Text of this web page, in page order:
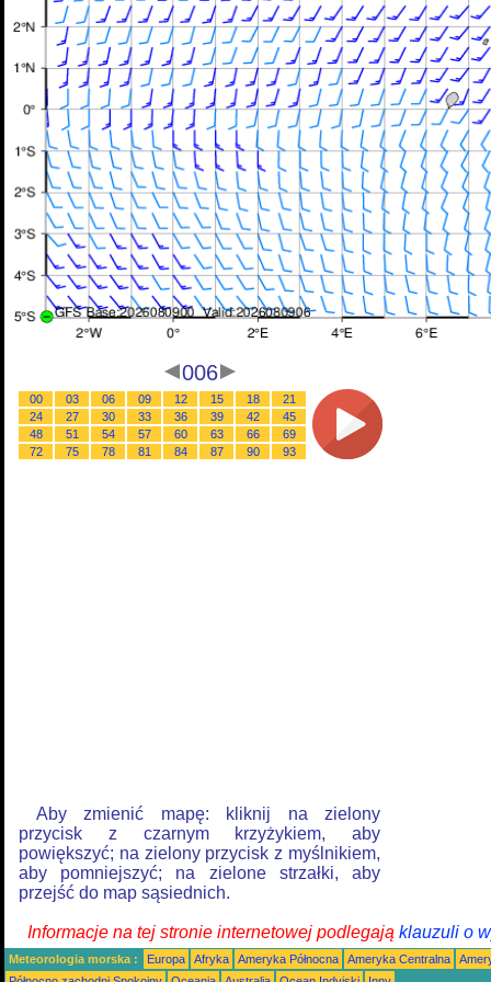
006
00 03 06 09 12 15 18
21
24
27 30 33 36 39 42
45
48
51 54 57 60 63 66
69
72
75 78 81 84 87 90 93
Aby zmienić mapę: kliknij na zielony
przycisk z czarnym krzyżykiem, aby
powiększyć; na zielony przycisk z myślnikiem,
aby pomniejszyć; na zielone strzałki, aby
przejść do map sąsiednich.
Informacje na tej stronie internetowej podlegają klauzuli o
Meteorologia morska : Europa Afryka Ameryka Północna Ameryka Centralna